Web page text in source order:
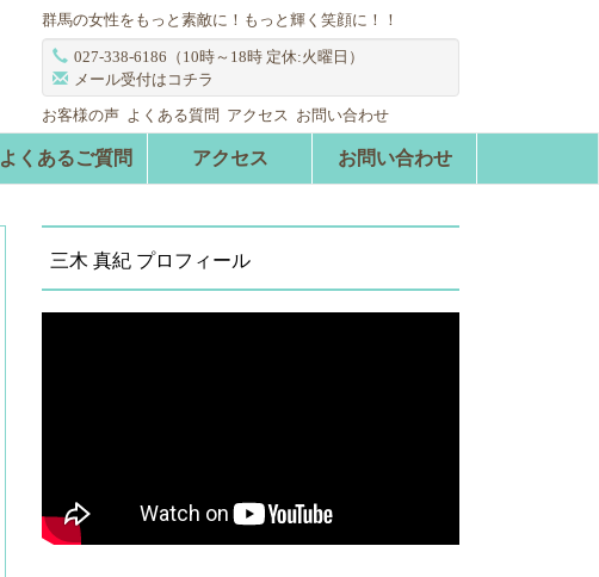
群馬の女性をもっと素敵に！もっと輝く笑顔に！！
027-338-6186（10時～18時 定休:火曜日）
メール受付はコチラ
お客様の声 よくある質問 アクセス お問い合わせ
よくあるご質問 アクセス お問い合わせ
三木 真紀 プロフィール